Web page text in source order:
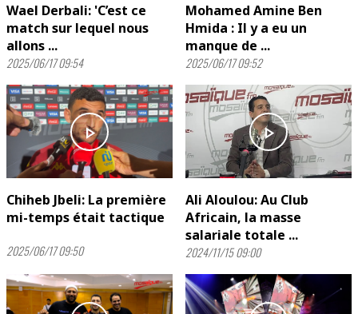
Wael Derbali: 'C’est ce
match sur lequel nous
allons ...
2025/06/17 09:54
Mohamed Amine Ben
Hmida : Il y a eu un
manque de ...
2025/06/17 09:52
play_arrow
Chiheb Jbeli: La première
mi-temps était tactique
2025/06/17 09:50
play_arrow
Ali Aloulou: Au Club
Africain, la masse
salariale totale ...
2024/11/15 09:00